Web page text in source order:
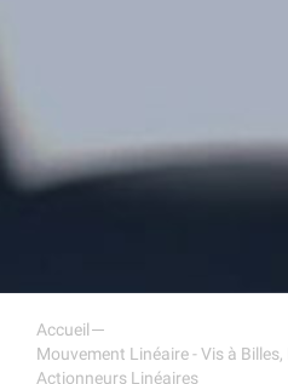
Accueil
Mouvement Linéaire - Vis à
Actionneurs Linéaires